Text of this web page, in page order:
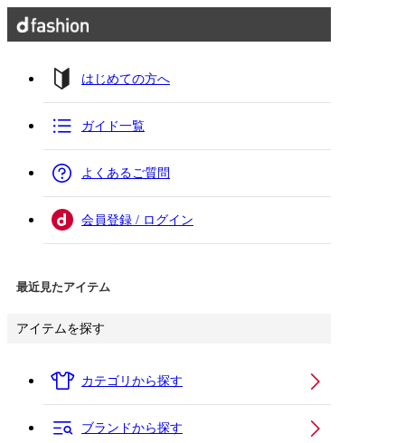
はじめての方へ
ガイド一覧
よくあるご質問
会員登録 / ログイン
最近見たアイテム
アイテムを探す
カテゴリから探す
ブランドから探す